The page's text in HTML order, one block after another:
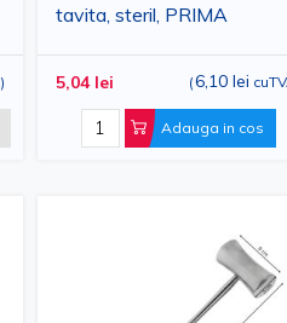
)
tavita, steril, PRIMA
5,04 lei (6,10 lei
Adauga in cos